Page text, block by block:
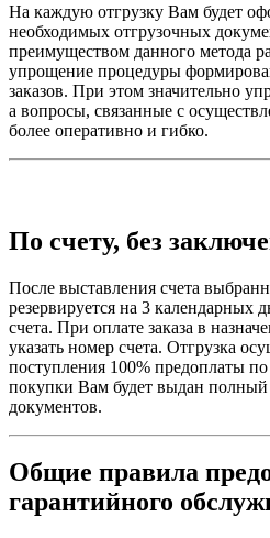
На каждую отгрузку Вам будет
необходимых отгрузочных
преимуществом данного метода
упрощение процедуры
заказов. При этом значительно
а вопросы, связанные с
более оперативно и гибко.
По счету, без
После выставления счета
резервируется на 3 календарных
счета. При оплате заказа в
указать номер счета. Отгрузка
поступления 100% предоплаты
покупки Вам будет выдан полный
документов.
Общие правила
гарантийного